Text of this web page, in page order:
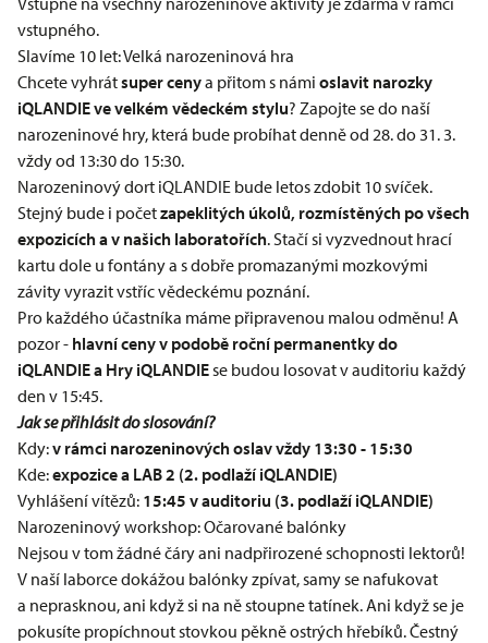
vstupného.
Slavíme 10 let: Velká narozeninová hra
Chcete vyhrátsuper cenya přitom s námi oslavit narozky
iQLANDIE ve velkém vědeckém stylu? Zapojte se do naší
narozeninové hry, která bude probíhat denně od 28. do 31. 3.
vždy od 13:30 do 15:30.
Narozeninový dort iQLANDIE bude letos zdobit 10 svíček.
Stejný bude i početzapeklitých úkolů, rozmístěných po všech
expozicích a v našich laboratořích. Stačí si vyzvednout hrací
kartu dole u fontány a s dobře promazanými mozkovými
závity vyrazit vstříc vědeckému poznání.
Pro každého účastníka máme připravenou malou odměnu! A
pozor - hlavní ceny v podobě roční permanentky do
iQLANDIE a Hry iQLANDIEse budou losovat v auditoriu každý
den v 15:45.
Jak se přihlásit do slosování?
Kdy:v rámci narozeninových oslav vždy ​13:30 - 15:30
Kde:expozice a LAB 2 (2. podlažíiQLANDIE)
Vyhlášení vítězů: 15:45 v auditoriu (3. podlažíiQLANDIE)
Narozeninový workshop: Očarované balónky
Nejsou v tom žádné čáry ani nadpřirozené schopnosti lektorů!
V naší laborce dokážou balónky zpívat, samy se nafukovat
a neprasknou, ani když si na ně stoupne tatínek. Ani když se je
pokusíte propíchnout stovkou pěkně ostrých hřebíků. Čestný